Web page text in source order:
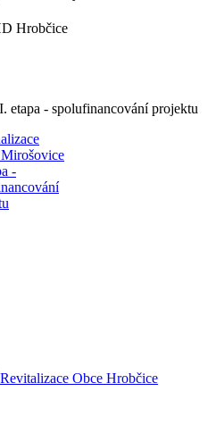
etapa - spolufinancování projektu